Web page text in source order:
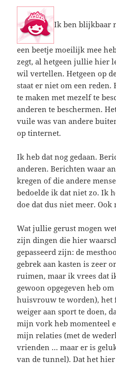
Ik ben blijkbaar
een beetje moeilijk mee
zegt, al hetgeen jullie hier
wil vertellen. Hetgeen op
staat er niet om een reden.
te maken met mezelf te
anderen te beschermen.
vuile was van andere
op tinternet.
Ik heb dat nog gedaan.
anderen. Berichten waar
kregen of die andere
bedoelde ik dat niet zo. Ik
doe dat dus niet meer.
Wat jullie gerust mogen
zijn dingen die hier
gepasseerd zijn: de
gebrek aan kasten is zeer
ruimen, maar ik vrees dat
gewoon opgegeven heb
huisvrouw te worden), het
weiger aan sport te doen,
mijn vork heb momenteel
mijn relaties (met de
vrienden … maar er is
van de tunnel). Dat het